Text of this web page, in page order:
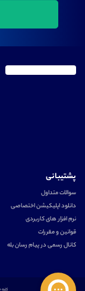
پشتیبانی
سوالات متداول
دانلود اپلیکیشن اختصاصی
نرم افزار های کاربردی
قوانین و مقررات
کانال رسمی در پیام رسان بله